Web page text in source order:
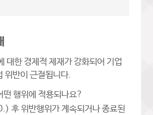
대한 경제적 제재가 강화되어 기업
위반이 근절됩니다.
떤 행위에 적용되나요?
후 위반행위가 계속되거나 종료된